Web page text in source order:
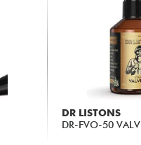
DR LISTONS
DR-FVO-50